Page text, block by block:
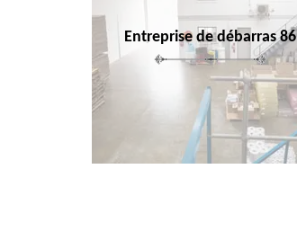
Entreprise de débarras 86